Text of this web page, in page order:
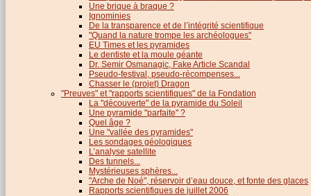
Une brique à braque ?
Ignominies
De la transparence et de l’intégrité scientifique
"Quand la nature trompe les archéologues"
EU Times et les pyramides
Le dentiste et la moule géante
Dr. Semir Osmanagic, Fake Article Scandal
Pseudo-festival, pseudo-récompenses...
Chasser le (projet) Dragon
"Preuves" et "rapports scientifiques" de la Fondation
La "découverte" de la pyramide du Soleil
Une pyramide "parfaite" ?
Quel âge ?
Une "vallée des pyramides"
Les sondages géologiques
L’analyse satellite
Des tunnels...
Mystérieuses sphères...
"Arche de Noé", réservoir d’eau douce, et fonte des glaces
Rapports scientifiques de juillet 2006